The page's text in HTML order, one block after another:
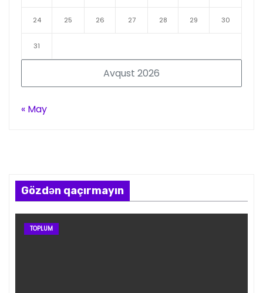
Avqust 2026
24 25 26 27 28 29 30
31
« May
Gözdən qaçırmayın
TOPLUM